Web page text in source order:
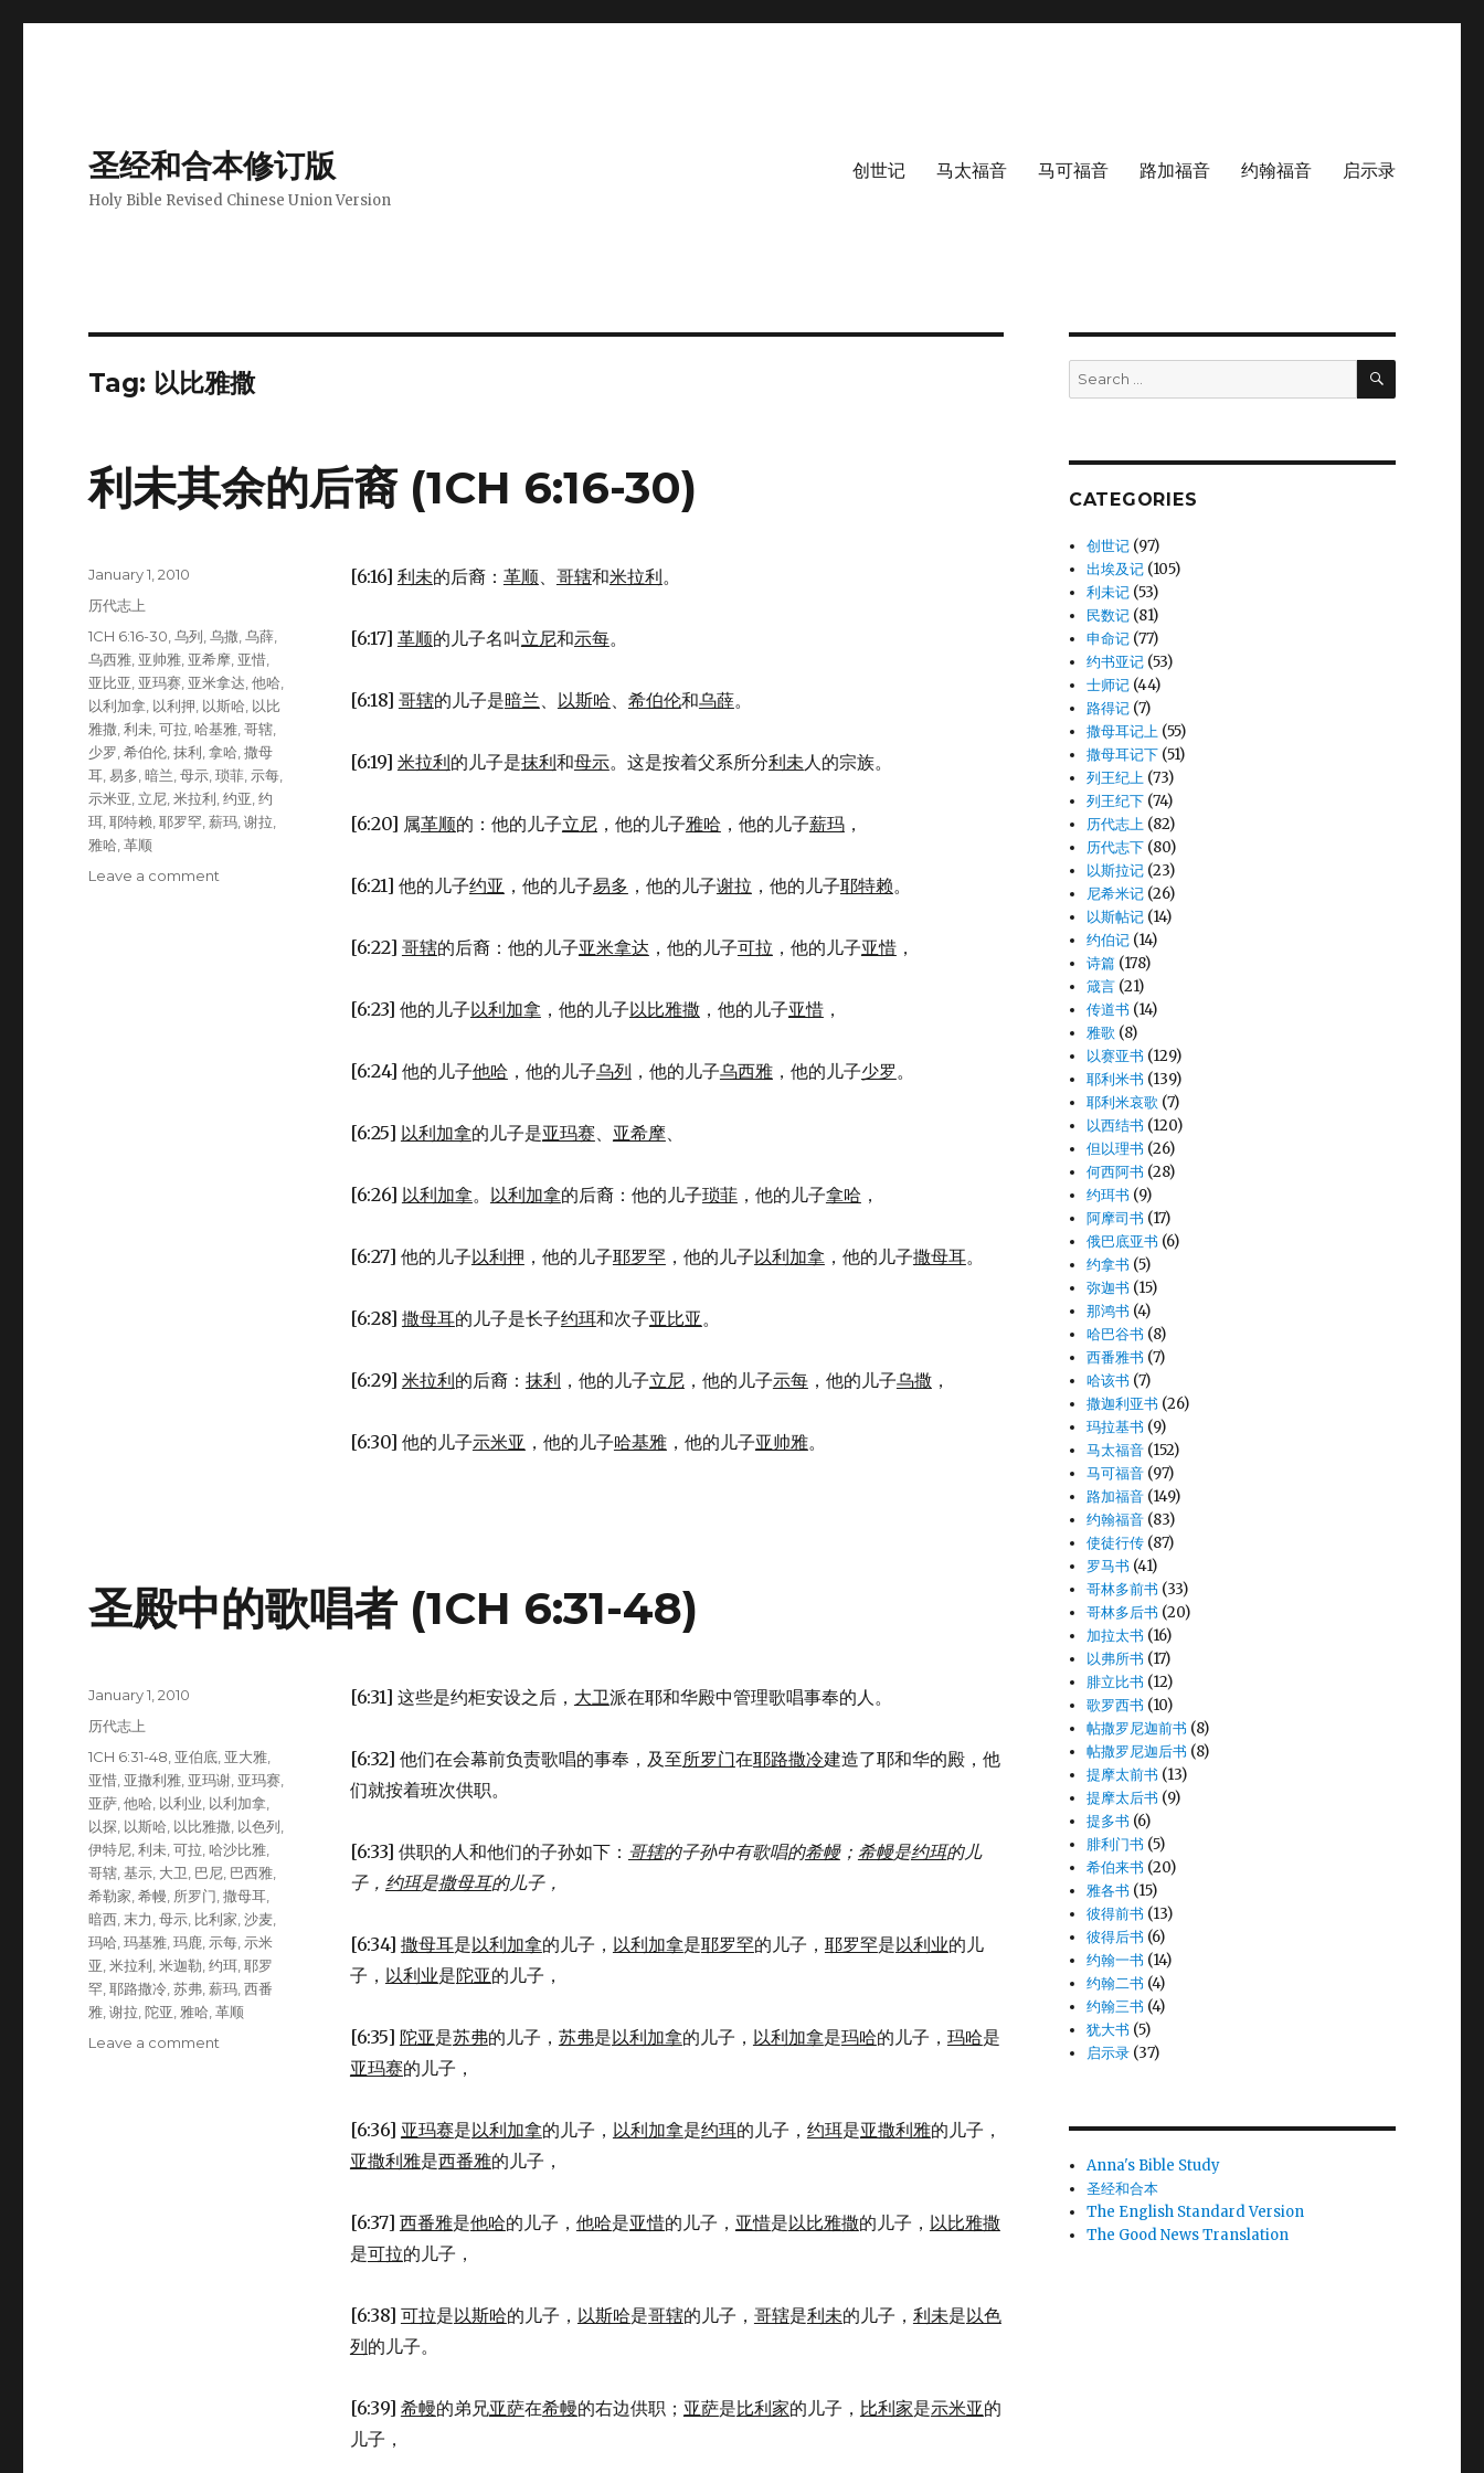
圣经和合本修订版
Holy Bible Revised Chinese Union Version
创世记 马太福音 马可福音 路加福音 约翰福音 启示录
Tag: 以比雅撒
利未其余的后裔 (1CH 6:16-30)
[6:16] 利未的后裔： 革顺、 哥辖和米拉利。
[6:17] 革顺的儿子名叫 立尼和示每。
[6:18] 哥辖的儿子是暗兰、 以斯哈、 希伯伦和乌薛。
[6:19] 米拉利的儿子是抹利和母示。这是按着父系所分利未人的宗族。
[6:20] 属革顺的：他的儿子立尼，他的儿子雅哈 ，他的儿子薪玛，
[6:21] 他的儿子约亚 ，他的儿子易多 ，他的儿子谢拉 ，他的儿子耶特赖。
[6:22] 哥辖的后裔：他的儿子亚米拿达 ，他的儿子可拉 ，他的儿子亚惜，
[6:23] 他的儿子以利加拿，他的儿子以比雅撒，他的儿子亚惜，
[6:24] 他的儿子他哈 ，他的儿子乌列 ，他的儿子乌西雅，他的儿子少罗。
[6:25] 以利加拿的儿子是亚玛赛、 亚希摩、
[6:26] 以利加拿。 以利加拿的后裔：他的儿子琐菲，他的儿子拿哈 ，
[6:27] 他的儿子以利押 ，他的儿子耶罗罕，他的儿子以利加拿，他的儿子撒母耳。
[6:28] 撒母耳的儿子是长子约珥和次子亚比亚。
[6:29] 米拉利的后裔： 抹利 ，他的儿子立尼，他的儿子示每，他的儿子乌撒，
[6:30] 他的儿子示米亚 ，他的儿子哈基雅，他的儿子亚帅雅。
Posted
on
January 1, 2010
Categories
历代志上
Tags
1CH 6:16-30 ,乌列 ,乌撒 ,乌薛
乌西雅 亚帅雅 亚希摩 亚惜
亚比亚 亚玛赛 亚米拿达 ,他哈
以利加拿 以利押 以斯哈 以比
雅撒 ,利未 ,可拉 ,哈基雅 ,哥辖
少罗 ,希伯伦 ,抹利 ,拿哈 ,撒母
耳 ,易多 ,暗兰 ,母示 ,琐菲 示每
示米亚 立尼 ,米拉利 ,约亚 ,约
珥 ,耶特赖 ,耶罗罕 ,薪玛 ,谢拉
雅哈 ,革顺
Leave a comment
圣殿中的歌唱者 (1CH 6:31-48)
[6:31] 这些是约柜安设之后， 大卫派在耶和华殿中管理歌唱事奉的人。
[6:32] 他们在会幕前负责歌唱的事奉，及至所罗门在耶路撒冷建造了耶和华的殿，他
们就按着班次供职。
[6:33] 供职的人和他们的子孙如下： 哥辖的子孙中有歌唱的希幔； 希幔是约珥的儿
子， 约珥是撒母耳的儿子，
[6:34] 撒母耳是以利加拿的儿子， 以利加拿是耶罗罕的儿子， 耶罗罕是以利业的儿
子， 以利业是陀亚的儿子，
[6:35] 陀亚是苏弗的儿子， 苏弗是以利加拿的儿子， 以利加拿是玛哈的儿子， 玛哈是
亚玛赛的儿子，
[6:36] 亚玛赛是以利加拿的儿子， 以利加拿是约珥的儿子， 约珥是亚撒利雅的儿子，
亚撒利雅是西番雅的儿子，
[6:37] 西番雅是他哈的儿子， 他哈是亚惜的儿子， 亚惜是以比雅撒的儿子， 以比雅撒
是可拉的儿子，
[6:38] 可拉是以斯哈的儿子， 以斯哈是哥辖的儿子， 哥辖是利未的儿子， 利未是以色
列的儿子。
[6:39] 希幔的弟兄亚萨在希幔的右边供职； 亚萨是比利家的儿子， 比利家是示米亚的
儿子，
Posted
on
January 1, 2010
Categories
历代志上
Tags
1CH 6:31-48 亚伯底 亚大雅
亚惜 亚撒利雅 亚玛谢 亚玛赛
亚萨 ,他哈 以利业 以利加拿
以探 以斯哈 以比雅撒 以色列
伊特尼 ,利未 ,可拉 ,哈沙比雅
哥辖 ,基示 大卫 巴尼 巴西雅
希勒家 ,希幔 所罗门 ,撒母耳
暗西 末力 ,母示 比利家 ,沙麦
玛哈 ,玛基雅 ,玛鹿 示每 示米
亚 ,米拉利 ,米迦勒 ,约珥 ,耶罗
罕 ,耶路撒冷 ,苏弗 ,薪玛 ,西番
雅 ,谢拉 ,陀亚 雅哈 ,革顺
Leave a comment
Search
for:
SEARCH
CATEGORIES
创世记 (97)
出埃及记 (105)
利未记 (53)
民数记 (81)
申命记 (77)
约书亚记 (53)
士师记 (44)
路得记 (7)
撒母耳记上 (55)
撒母耳记下 (51)
列王纪上 (73)
列王纪下 (74)
历代志上 (82)
历代志下 (80)
以斯拉记 (23)
尼希米记 (26)
以斯帖记 (14)
约伯记 (14)
诗篇 (178)
箴言 (21)
传道书 (14)
雅歌 (8)
以赛亚书 (129)
耶利米书 (139)
耶利米哀歌 (7)
以西结书 (120)
但以理书 (26)
何西阿书 (28)
约珥书 (9)
阿摩司书 (17)
俄巴底亚书 (6)
约拿书 (5)
弥迦书 (15)
那鸿书 (4)
哈巴谷书 (8)
西番雅书 (7)
哈该书 (7)
撒迦利亚书 (26)
玛拉基书 (9)
马太福音 (152)
马可福音 (97)
路加福音 (149)
约翰福音 (83)
使徒行传 (87)
罗马书 (41)
哥林多前书 (33)
哥林多后书 (20)
加拉太书 (16)
以弗所书 (17)
腓立比书 (12)
歌罗西书 (10)
帖撒罗尼迦前书 (8)
帖撒罗尼迦后书 (8)
提摩太前书 (13)
提摩太后书 (9)
提多书 (6)
腓利门书 (5)
希伯来书 (20)
雅各书 (15)
彼得前书 (13)
彼得后书 (6)
约翰一书 (14)
约翰二书 (4)
约翰三书 (4)
犹大书 (5)
启示录 (37)
Anna's Bible Study
圣经和合本
The English Standard Version
The Good News Translation